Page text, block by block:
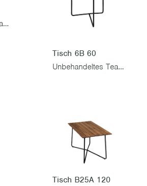
Unbehandeltes Teak mit schwarzem Gestell
Tisch 6B 60
Unbehandeltes Teak mit schwarzem Gestell
Tisch B25A 120